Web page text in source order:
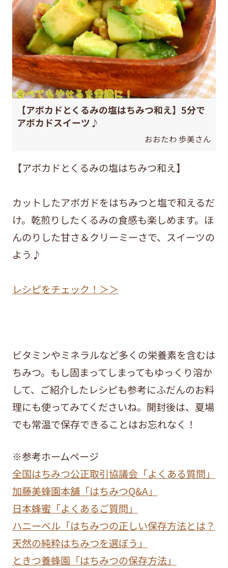
【アボカドとくるみの塩はちみつ和え】5分で
アボカドスイーツ♪
おおたわ 歩美さん
【アボカドとくるみの塩はちみつ和え】
カットしたアボガドをはちみつと塩で和えるだ
け。乾煎りしたくるみの食感も楽しめます。ほ
んのりした甘さ＆クリーミーさで、スイーツの
よう♪
レシピをチェック！＞＞
ビタミンやミネラルなど多くの栄養素を含むは
ちみつ。もし固まってしまってもゆっくり溶か
して、ご紹介したレシピも参考にふだんのお料
理にも使ってみてくださいね。開封後は、夏場
でも常温で保存できることはお忘れなく！
※参考ホームページ
全国はちみつ公正取引協議会「よくある質問」
加藤美蜂園本舗「はちみつQ&A」
日本蜂蜜「よくあるご質問」
ハニーベル「はちみつの正しい保存方法とは？
天然の純粋はちみつを選ぼう」
ときつ養蜂園「はちみつの保存方法」